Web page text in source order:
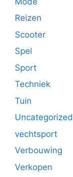
Reizen
Scooter
Spel
Sport
Techniek
Tuin
Uncategorized
vechtsport
Verbouwing
Verkopen